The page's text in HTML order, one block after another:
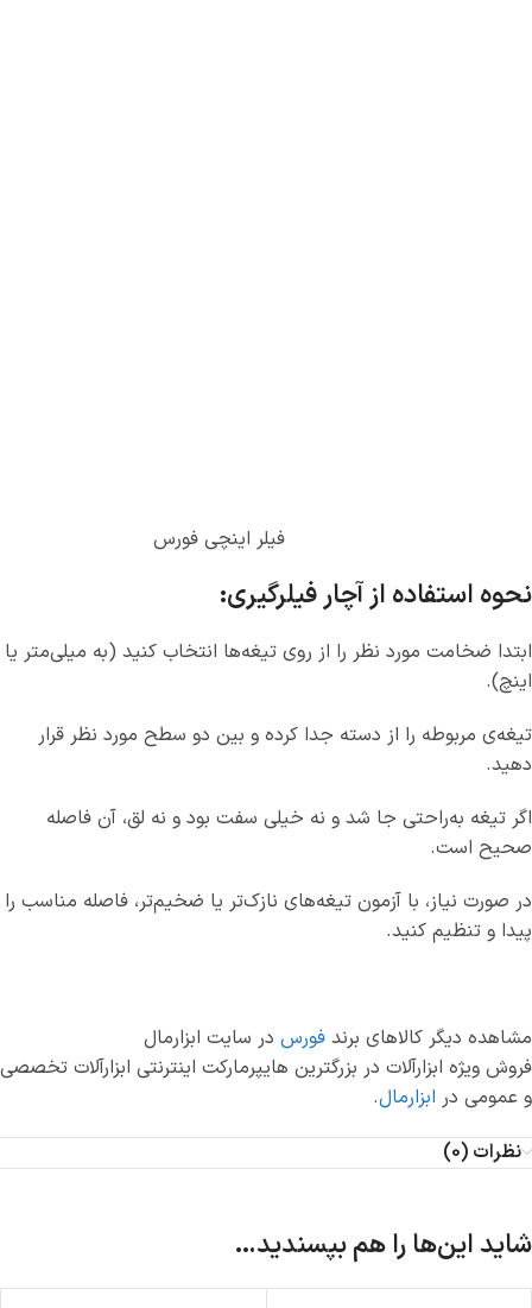
فیلر اینچی فورس
نحوه استفاده از آچار فیلرگیری:
ابتدا ضخامت مورد نظر را از روی تیغه‌ها انتخاب کنید (به میلی‌متر یا
اینچ).
تیغه‌ی مربوطه را از دسته جدا کرده و بین دو سطح مورد نظر قرار
دهید.
اگر تیغه به‌راحتی جا شد و نه خیلی سفت بود و نه لق، آن فاصله
صحیح است.
در صورت نیاز، با آزمون تیغه‌های نازک‌تر یا ضخیم‌تر، فاصله مناسب را
پیدا و تنظیم کنید.
مشاهده دیگر کالاهای برند فورس در سایت ابزارمال
فروش ویژه ابزارآلات در بزرگترین هایپرمارکت اینترنتی ابزارآلات تخصصی
و عمومی در ابزارمال.
نظرات (0)
شاید این‌ها را هم بپسندید…